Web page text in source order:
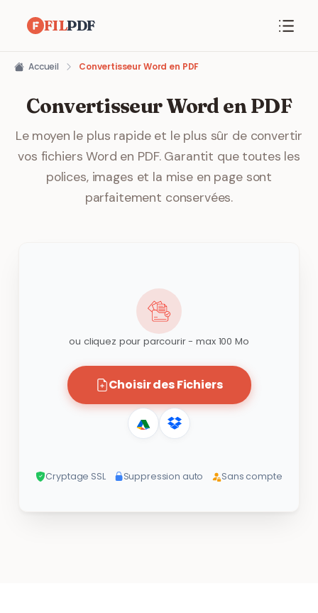
FILPDF
Accueil Convertisseur Word en PDF
Convertisseur Word en PDF
Le moyen le plus rapide et le plus sûr de convertir
vos fichiers Word en PDF. Garantit que toutes les
polices, images et la mise en page sont
parfaitement conservées.
ou cliquez pour parcourir - max 100 Mo
Choisir des Fichiers
Cryptage SSL Suppression auto Sans compte